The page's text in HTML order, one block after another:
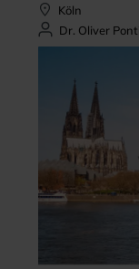
Köln
Dr. Oliver